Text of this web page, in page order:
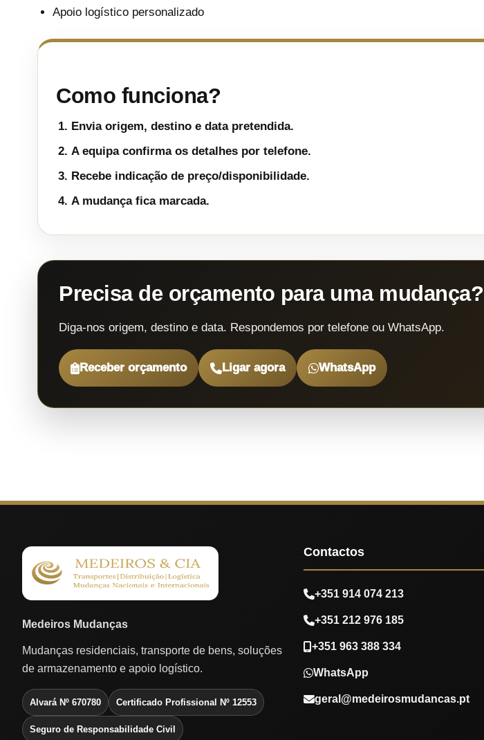
Apoio logístico personalizado
Como funciona?
Envia origem, destino e data pretendida.
A equipa confirma os detalhes por telefone.
Recebe indicação de preço/disponibilidade.
A mudança fica marcada.
Precisa de orçamento para uma mudança?
Diga-nos origem, destino e data. Respondemos por telefone ou WhatsApp.
Receber orçamento Ligar agora WhatsApp
Medeiros Mudanças
Mudanças residenciais, transporte de bens, soluções
de armazenamento e apoio logístico.
Alvará Nº 670780 Certificado Profissional Nº 12553
Seguro de Responsabilidade Civil
Contactos
+351 914 074 213
+351 212 976 185
+351 963 388 334
WhatsApp
geral@medeirosmudancas.pt